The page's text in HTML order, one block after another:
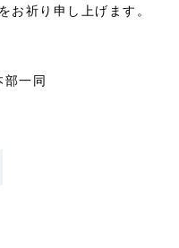
お祈り申し上げます。
一同